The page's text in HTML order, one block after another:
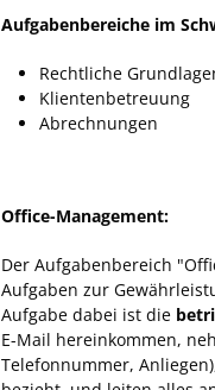
Aufgabenbereiche im
Rechtliche
Klientenbetreuung
Abrechnungen
Office-Management:
Der Aufgabenbereich
Aufgaben zur
Aufgabe dabei ist die
E-Mail hereinkommen,
Telefonnummer,